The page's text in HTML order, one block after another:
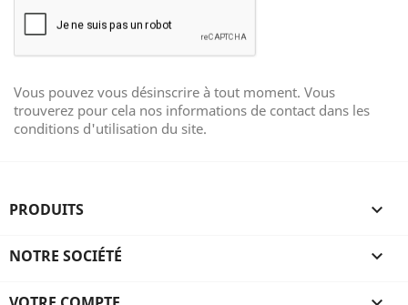
Vous pouvez vous désinscrire à tout moment. Vous
trouverez pour cela nos informations de contact dans les
conditions d'utilisation du site.
PRODUITS 
NOTRE SOCIÉTÉ 